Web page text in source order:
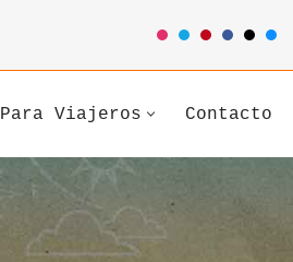
Para Viajeros Contacto